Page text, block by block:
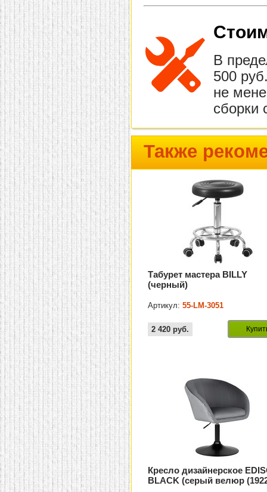
В
500
не
сборки
Также
Табурет мастера BILLY
(черный)
Артикул:55-LM-3051
2 420 руб.
Кресло дизайнерское
BLACK (серый велюр